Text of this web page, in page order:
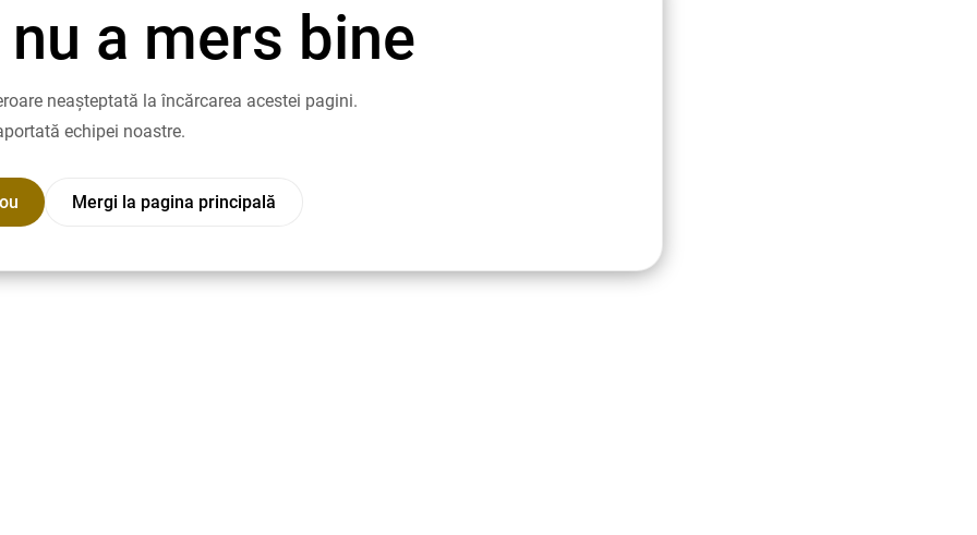
nu a mers bine
neașteptată la încărcarea acestei pagini.
echipei noastre.
Mergi la pagina principală